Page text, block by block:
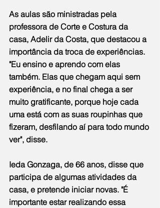
As aulas são ministradas pela
professora de Corte e Costura da
casa, Adelir da Costa, que destacou a
importância da troca de experiências.
"Eu ensino e aprendo com elas
também. Elas que chegam aqui sem
experiência, e no final chega a ser
muito gratificante, porque hoje cada
uma está com as suas roupinhas que
fizeram, desfilando aí para todo mundo
ver", disse.
Ieda Gonzaga, de 66 anos, disse que
participa de algumas atividades da
casa, e pretende iniciar novas. "É
importante estar realizando essa